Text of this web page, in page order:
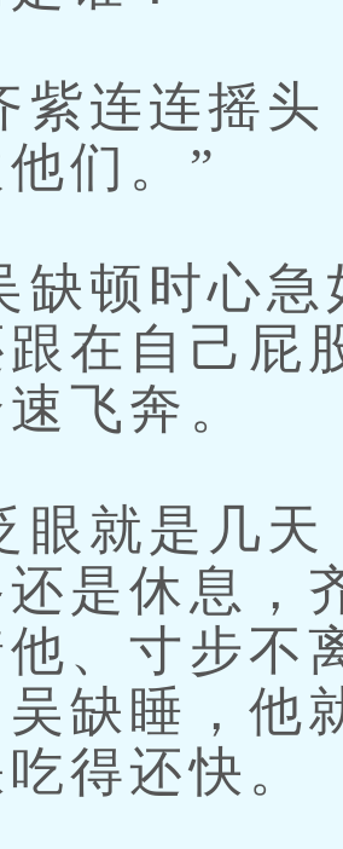
连连摇头
们。”
顿时心急
在自己屁
飞奔。
就是几天
还是休息，
他、寸步不
吴缺睡，他
得还快。